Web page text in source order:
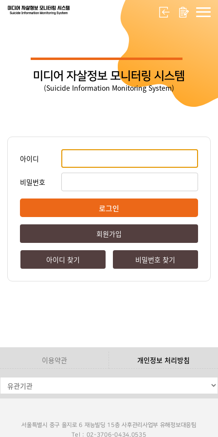
미디어 자살정보 모니터링 시스템
(Suicide Information Monitoring System)
아이디
비밀번호
로그인
회원가입
아이디 찾기 비밀번호 찾기
이용약관 개인정보 처리방침
서울특별시 중구 을지로 6 재능빌딩 15층 사후관리사업부 유해정보대응팀
Tel : 02-3706-0434,0535